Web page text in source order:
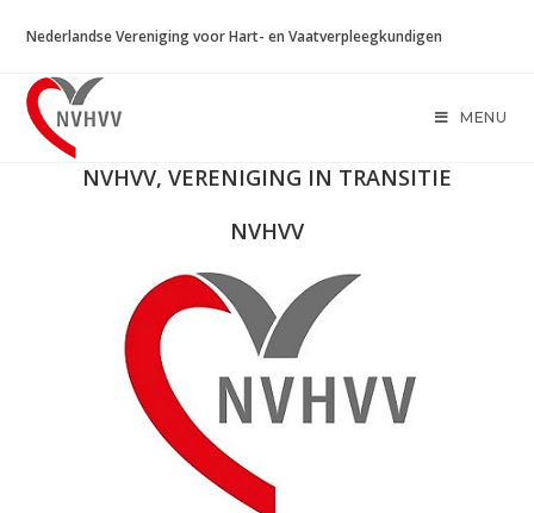
naar
inhoud
Nederlandse Vereniging voor Hart- en Vaatverpleegkundigen
MENU
NVHVV, VERENIGING IN TRANSITIE
NVHVV